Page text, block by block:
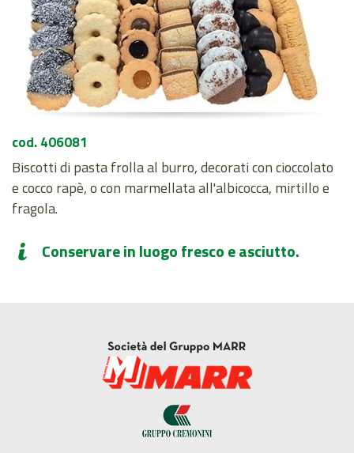
cod. 406081
Biscotti di pasta frolla al burro, decorati con cioccolato
e cocco rapè, o con marmellata all'albicocca, mirtillo e
fragola.
Conservare in luogo fresco e asciutto.